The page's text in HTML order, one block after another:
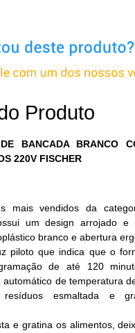
Produto
BANCADA BRANCO
220V FISCHER
mais vendidos da
um design arrojado e
branco e abertura
piloto que indica que o
de até 120
de temperatura
esmaltada e
e gratina os alimentos,